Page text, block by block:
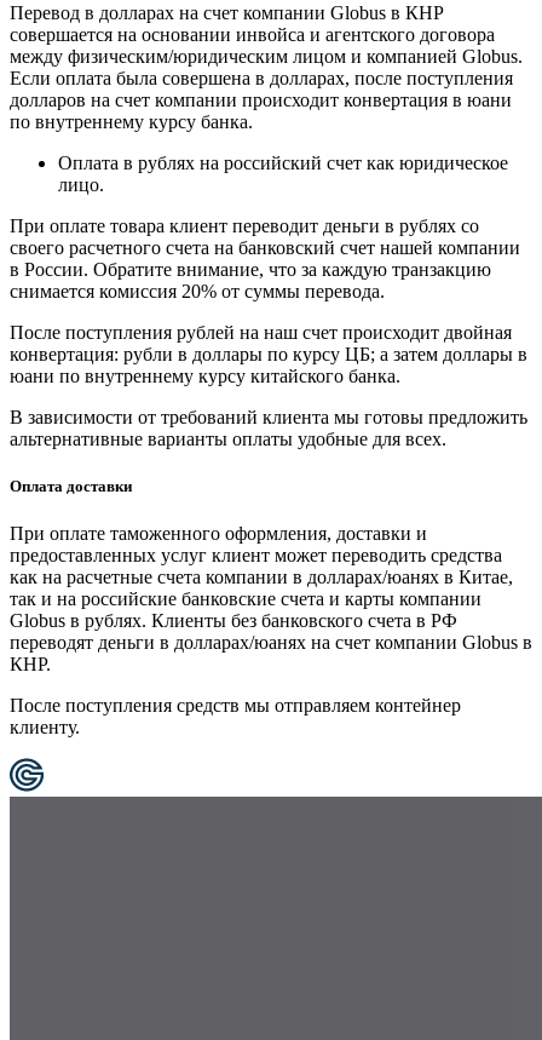
Перевод в долларах на счет компании Globus в КНР
совершается на основании инвойса и агентского договора
между физическим/юридическим лицом и компанией Globus.
Если оплата была совершена в долларах, после поступления
долларов на счет компании происходит конвертация в юани
по внутреннему курсу банка.
Оплата в рублях на российский счет как юридическое
лицо.
При оплате товара клиент переводит деньги в рублях со
своего расчетного счета на банковский счет нашей компании
в России. Обратите внимание, что за каждую транзакцию
снимается комиссия 20% от суммы перевода.
После поступления рублей на наш счет происходит двойная
конвертация: рубли в доллары по курсу ЦБ; а затем доллары в
юани по внутреннему курсу китайского банка.
В зависимости от требований клиента мы готовы предложить
альтернативные варианты оплаты удобные для всех.
Оплата доставки
При оплате таможенного оформления, доставки и
предоставленных услуг клиент может переводить средства
как на расчетные счета компании в долларах/юанях в Китае,
так и на российские банковские счета и карты компании
Globus в рублях. Клиенты без банковского счета в РФ
переводят деньги в долларах/юанях на счет компании Globus в
КНР.
После поступления средств мы отправляем контейнер
клиенту.